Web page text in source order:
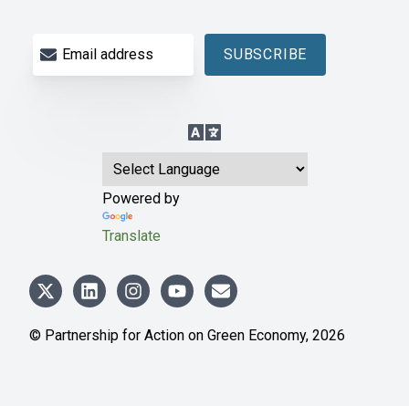
Email address SUBSCRIBE
Language Translation
Powered by
Translate
© Partnership for Action on Green Economy, 2026